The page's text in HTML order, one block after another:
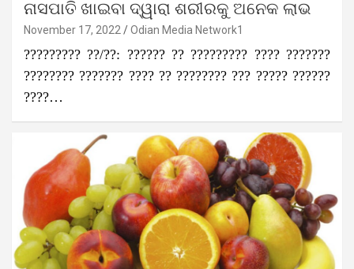
ନାସପାତି ଖାଇବା ଦ୍ୱାରା ଶରୀରକୁ ଅନେକ ଲାଭ
November 17, 2022 Odian Media Network1
????????? ??/??: ?????? ?? ????????? ???? ???????
???????? ??????? ???? ?? ???????? ??? ????? ??????
????…